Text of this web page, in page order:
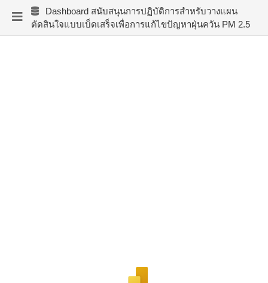
Dashboard สนับสนุนการปฏิบัติการสำหรับวางแผน
ตัดสินใจแบบเบ็ดเสร็จเพื่อการแก้ไขปัญหาฝุ่นควัน PM 2.5